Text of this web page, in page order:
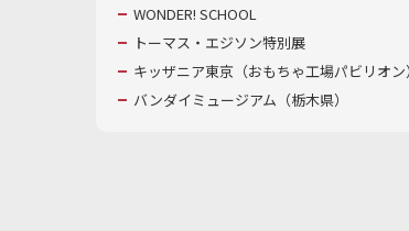
WONDER! SCHOOL
トーマス・エジソン特別展
キッザニア東京（おもちゃ工場パビリオ
バンダイミュージアム（栃木県）